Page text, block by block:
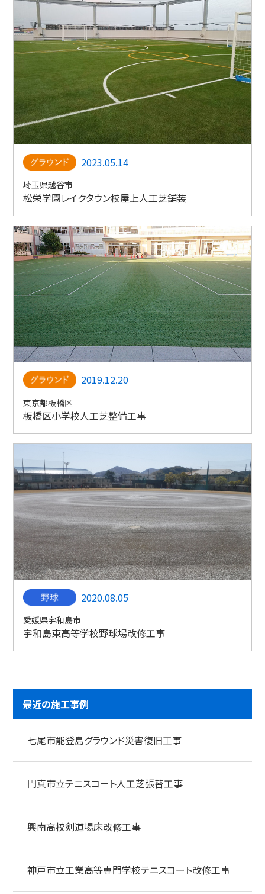
2023.05.14
埼玉県越谷市
松栄学園レイクタウン校屋上人工芝舗装
2019.12.20
東京都板橋区
板橋区小学校人工芝整備工事
2020.08.05
愛媛県宇和島市
宇和島東高等学校野球場改修工事
最近の施工事例
七尾市能登島グラウンド災害復旧工事
門真市立テニスコート人工芝張替工事
興南高校剣道場床改修工事
神戸市立工業高等専門学校テニスコート改修工事